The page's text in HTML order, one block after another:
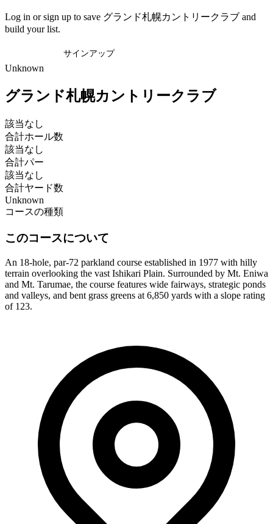
Log in or sign up to save グランド札幌カントリークラブ and
build your list.
サインアップ
Unknown
グランド札幌カントリークラブ
該当なし
合計ホール数
該当なし
合計パー
該当なし
合計ヤード数
Unknown
コースの種類
このコースについて
An 18-hole, par-72 parkland course established in 1977 with hilly
terrain overlooking the vast Ishikari Plain. Surrounded by Mt. Eniwa
and Mt. Tarumae, the course features wide fairways, strategic ponds
and valleys, and bent grass greens at 6,850 yards with a slope rating
of 123.